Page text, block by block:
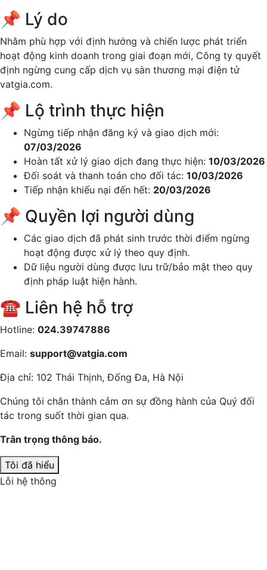
thương mại điện tử vatgia.com kể từ ngày
2026
📌 Lý do
Nhằm phù hợp với định hướng và chiến lược phát triển
hoạt động kinh doanh trong giai đoạn mới, Công ty quyết
định ngừng cung cấp dịch vụ sàn thương mại điện tử
vatgia.com.
📌 Lộ trình thực hiện
Ngừng tiếp nhận đăng ký và giao dịch mới:
07/03/2026
Hoàn tất xử lý giao dịch đang thực hiện:10/03/2026
Tiếp nhận khiếu nại đến hết: 20/03/2026
📌 Quyền lợi người dùng
Các giao dịch đã phát sinh trước thời điểm ngừng
hoạt động được xử lý theo quy định.
định pháp luật hiện hành.
☎️ Liên hệ hỗ trợ
Hotline:024.39747886
Email:support@vatgia.com
Địa chỉ: 102 Thái Thịnh, Đống Đa, Hà Nội
tác trong suốt thời gian qua.
Trân trọng thông báo.